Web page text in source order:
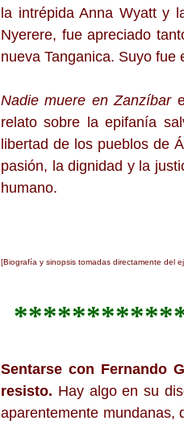
la intrépida Anna Wyatt y
Nyerere, fue apreciado
nueva Tanganica. Suyo fue
Nadie muere en Zanzíbar
relato sobre la epifanía
libertad de los pueblos de
pasión, la dignidad y la
humano.
[Biografía y sinopsis tomadas directamente del
Sentarse con Fernando
resisto. Hay algo en su
aparentemente mundanas,